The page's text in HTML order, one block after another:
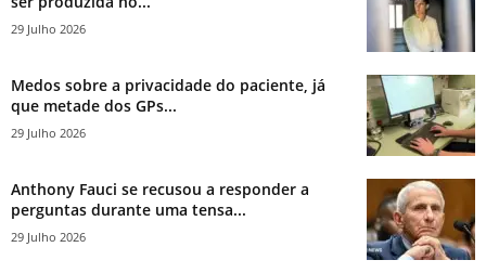
29 Julho 2026
Medos sobre a privacidade do paciente, já
que metade dos GPs...
29 Julho 2026
Anthony Fauci se recusou a responder a
perguntas durante uma tensa...
29 Julho 2026